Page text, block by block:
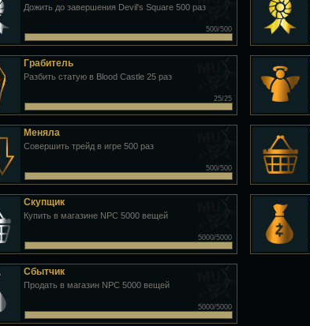
Дожить до завершения Devil's Square 500 раз
500/500
Грабитель
Разбить статую в Blood Castle 25 раз
25/25
Меняла
Совершить трейд в игре 500 раз
500/500
Скупщик
Купить в магазине NPC 5000 вещей
5000/5000
Сбытчик
Продать в магазин NPC 5000 вещей
5000/5000